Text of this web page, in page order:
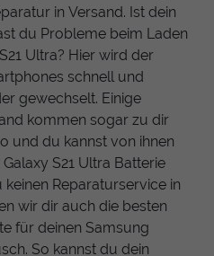
in Versand. Ist dein
du Probleme beim Laden
Ultra? Hier wird der
schnell und
gewechselt. Einige
kommen sogar zu dir
und du kannst von ihnen
S21 Ultra Batterie
keinen Reparaturservice in
wir dir auch die besten
für deinen Samsung
So kannst du dein